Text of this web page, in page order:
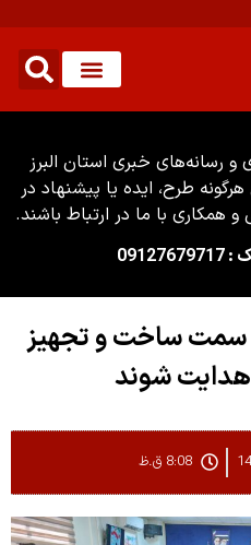
رسانه‌های خبری استان البرز
طرح، ایده یا پیشنهاد در
همکاری با ما در ارتباط باشند.
سمت ساخت و تجهیز
شوند
8:08 ق.ظ